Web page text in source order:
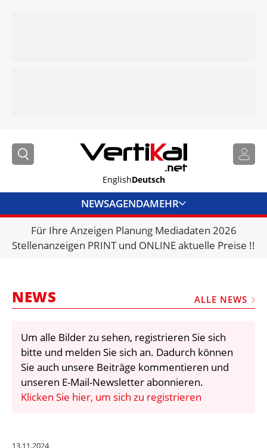
EnglishDeutsch
NEWSAGENDAMEHR
BRANCHENLINKS
VERMIETER
VIDEOS
BIBLIOTHEK
KRAN & BÜHNE
Für Ihre Anzeigen Planung Mediadaten 2026
Stellenanzeigen PRINT und ONLINE aktuelle Preise !!
NEWS ALLE NEWS
Um alle Bilder zu sehen, registrieren Sie sich
bitte und melden Sie sich an. Dadurch können
Sie auch unsere Beiträge kommentieren und
unseren E-Mail-Newsletter abonnieren.
Klicken Sie hier, um sich zu registrieren
13.11.2024